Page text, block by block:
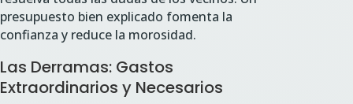
presupuesto bien explicado fomenta la
confianza y reduce la morosidad.
Las Derramas: Gastos
Extraordinarios y Necesarios